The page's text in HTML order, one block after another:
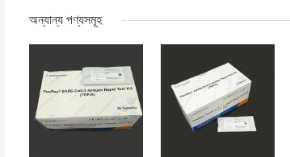
অন্যান্য পণ্যসমূহ